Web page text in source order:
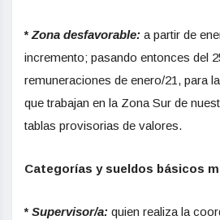
* Zona desfavorable: a partir de
incremento; pasando entonces del
remuneraciones de enero/21, para
que trabajan en la Zona Sur de
tablas provisorias de valores.
Categorías y sueldos básicos
* Supervisor/a: quien realiza la